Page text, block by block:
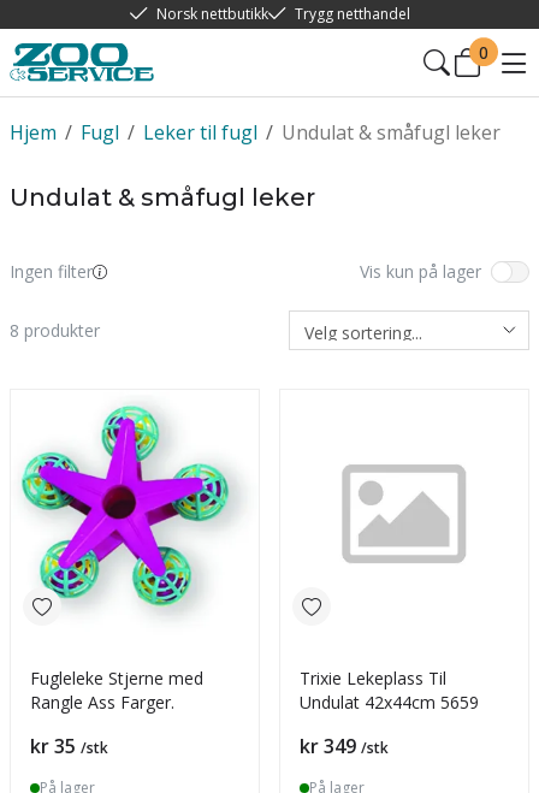
Norsk nettbutikk Trygg netthandel
0
/
Hjem /
Fugl /
Leker til fugl Undulat & småfugl leker
Undulat & småfugl leker
Ingen filter Vis kun på lager
8 produkter
Fugleleke Stjerne med
Rangle Ass Farger.
Pris
kr 35 /stk
På lager
Trixie Lekeplass Til
Undulat 42x44cm 5659
Pris
kr 349 /stk
På lager